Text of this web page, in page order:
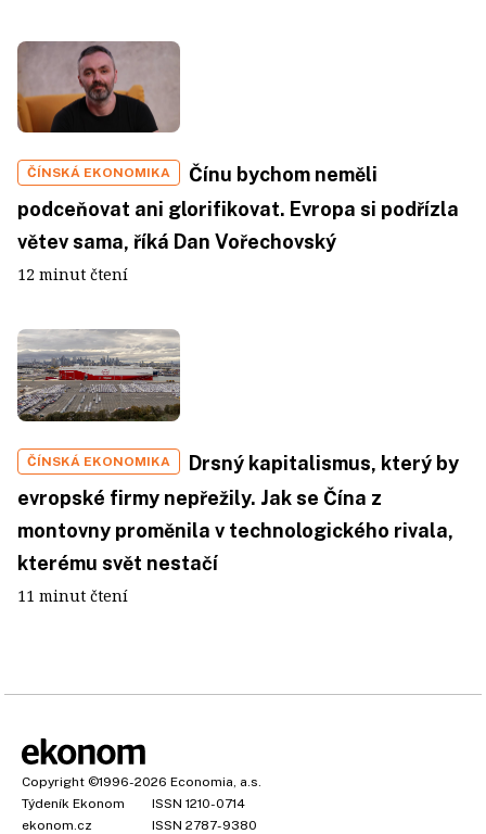
ČÍNSKÁ EKONOMIKA
Čínu bychom neměli
podceňovat ani glorifikovat. Evropa si podřízla
větev sama, říká Dan Vořechovský
12 minut čtení
ČÍNSKÁ EKONOMIKA
Drsný kapitalismus, který by
evropské firmy nepřežily. Jak se Čína z
montovny proměnila v technologického rivala,
kterému svět nestačí
11 minut čtení
Copyright ©1996-2026 Economia, a.s.
Týdeník Ekonom
ISSN 1210-0714
ekonom.cz
ISSN 2787-9380